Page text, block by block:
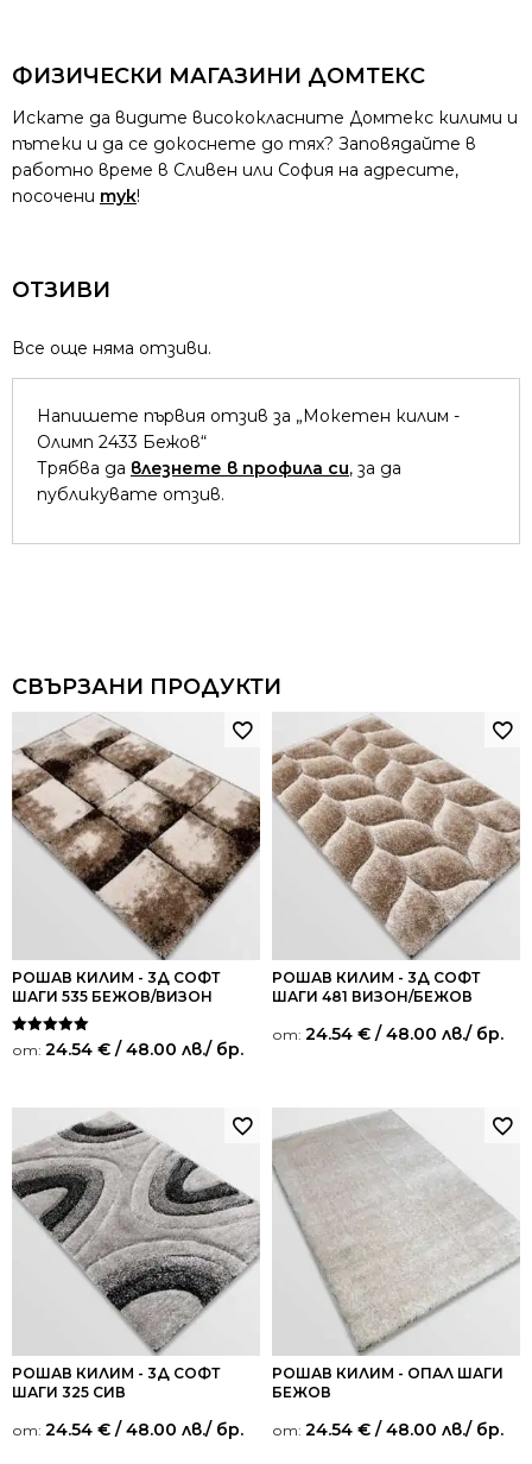
ФИЗИЧЕСКИ МАГАЗИНИ ДОМТЕКС
Искате да видите висококласните Домтекс килими и
пътеки и да се докоснете до тях? Заповядайте в
работно време в Сливен или София на адресите,
посочени тук!
ОТЗИВИ
Все още няма отзиви.
Напишете първия отзив за „Мокетен килим -
Олимп 2433 Бежов“
Трябва да влезнете в профила си, за да
публикувате отзив.
СВЪРЗАНИ ПРОДУКТИ
РОШАВ КИЛИМ - 3Д СОФТ
ШАГИ 535 БЕЖОВ/ВИЗОН
Оценено на
5.00
от: 24.54 € / 48.00 лв./ бр.
РОШАВ КИЛИМ - 3Д СОФТ
ШАГИ 481 ВИЗОН/БЕЖОВ
от: 24.54 € / 48.00 лв./ бр.
РОШАВ КИЛИМ - 3Д СОФТ
ШАГИ 325 СИВ
от: 24.54 € / 48.00 лв./ бр.
РОШАВ КИЛИМ - ОПАЛ ШАГИ
БЕЖОВ
от: 24.54 € / 48.00 лв./ бр.